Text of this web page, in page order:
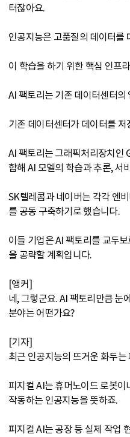
터잖아요.
인공지능은 고품질의 데이터를
이 학습을 하기 위한 핵심 인프
AI 팩토리는 기존 데이터센터의
기존 데이터센터가 데이터를
AI 팩토리는 그래픽처리장치인
합해 AI 모델의 학습과 추론, 서
SK텔레콤과 네이버는 각각 엔
를 공동 구축하기로 했습니다.
이들 기업은 AI 팩토리를 교두
을 공략할 계획입니다.
[앵커]
네, 그렇군요. AI 팩토리만큼 눈
분야는 어떤가요?
[기자]
최근 인공지능의 뜨거운 화두는
피지컬 AI는 휴머노이드 로봇이
작동하는 인공지능을 뜻하죠.
피지컬 AI는 공장 등 실제 작업